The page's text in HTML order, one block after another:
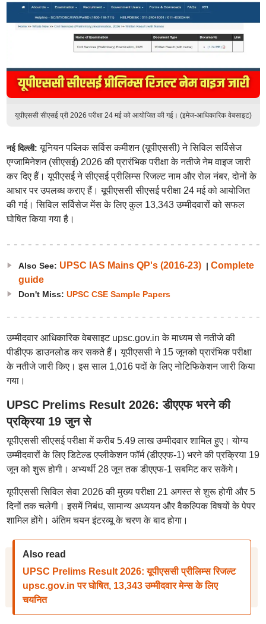
यूपीएससी सीएसई प्री 2026 परीक्षा 24 मई को आयोजित की गई। (इमेज-आधिकारिक वेबसाइट)
नई दिल्ली:यूनियन पब्लिक सर्विस कमीशन (यूपीएससी) ने सिविल सर्विसेज
एग्जामिनेशन (सीएसई) 2026 की प्रारंभिक परीक्षा के नतीजे नेम वाइज जारी
कर दिए हैं। यूपीएसई ने सीएसई प्रीलिम्स रिजल्ट नाम और रोल नंबर, दोनों के
आधार पर उपलब्ध कराए हैं। यूपीएससी सीएसई परीक्षा 24 मई को आयोजित
की गई। सिविल सर्विसेज मेंस के लिए कुल 13,343 उम्मीदवारों को सफल
घोषित किया गया है।
Also See: UPSC IAS Mains QP's (2016-23)| Complete
guide
Don't Miss: UPSC CSE Sample Papers
उम्मीदवार आधिकारिक वेबसाइट upsc.gov.in के माध्यम से नतीजे की
पीडीएफ डाउनलोड कर सकते हैं। यूपीएससी ने 15 जूनको प्रारंभिक परीक्षा
के नतीजे जारी किए। इस साल 1,016 पदों के लिए नोटिफिकेशन जारी किया
गया।
UPSC Prelims Result 2026: डीएएफ भरने की
प्रक्रिया 19 जुन से
यूपीएससी सीएसई परीक्षा में करीब 5.49 लाख उम्मीदवार शामिल हुए। योग्य
उम्मीदवारों के लिए डिटेल्ड एप्लीकेशन फॉर्म (डीएएफ-1) भरने की प्रक्रिया 19
जून को शुरू होगी। अभ्यर्थी 28 जून तक डीएएफ-1 सबमिट कर सकेंगे।
यूपीएससी सिविल सेवा 2026 की मुख्य परीक्षा 21 अगस्त से शुरू होगी और 5
दिनों तक चलेगी। इसमें निबंध, सामान्य अध्ययन और वैकल्पिक विषयों के पेपर
शामिल होंगे। अंतिम चयन इंटरव्यू के चरण के बाद होगा।
Also read
UPSC Prelims Result 2026: यूपीएससी प्रीलिम्स रिजल्ट
upsc.gov.in पर घोषित, 13,343 उम्मीदवार मेन्स के लिए
चयनित